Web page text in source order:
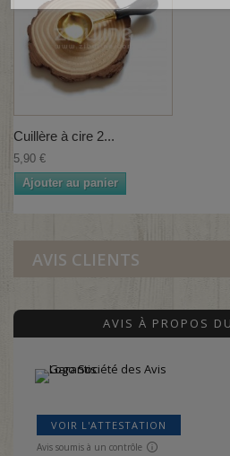
Cuillère à cire 2...
5,90 €
Ajouter au panier
AVIS CLIENTS
AVIS À PROPOS
VOIR L'ATTESTATION
Avis soumis à un contrôle